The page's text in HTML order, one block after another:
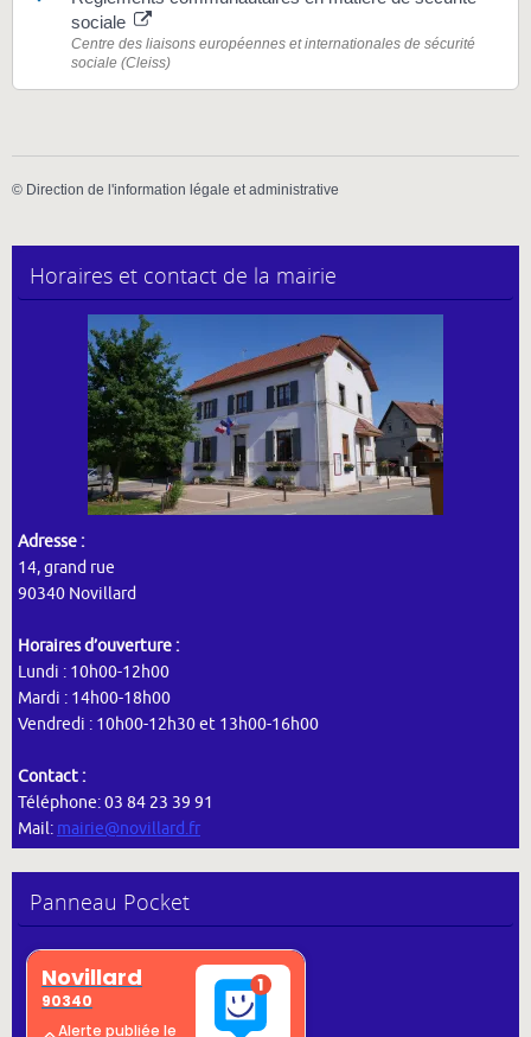
sociale
Centre des liaisons européennes et internationales de sécurité
sociale (Cleiss)
© Direction de l'information légale et administrative
Horaires et contact de la mairie
Adresse :
14, grand rue
90340 Novillard
Horaires d’ouverture :
Lundi : 10h00-12h00
Mardi : 14h00-18h00
Vendredi : 10h00-12h30 et 13h00-16h00
Contact :
Téléphone: 03 84 23 39 91
Mail: mairie@novillard.fr
Panneau Pocket